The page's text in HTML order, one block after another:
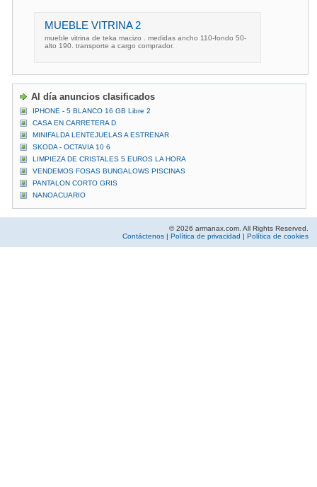
MUEBLE VITRINA 2
mueble vitrina de teka macizo . medidas ancho 110-fondo 50-
alto 190. transporte a cargo comprador.
Al día anuncios clasificados
IPHONE - 5 BLANCO 16 GB Libre 2
CASA EN CARRETERA D
MINIFALDA LENTEJUELAS A ESTRENAR
SKODA - OCTAVIA 10 6
LIMPIEZA DE CRISTALES 5 EUROS LA HORA
VENDEMOS FOSAS BUNGALOWS PISCINAS
PANTALON CORTO GRIS
NANOACUARIO
© 2026 armanax.com. All Rights Reserved.
Contáctenos | Política de privacidad | Política de cookies